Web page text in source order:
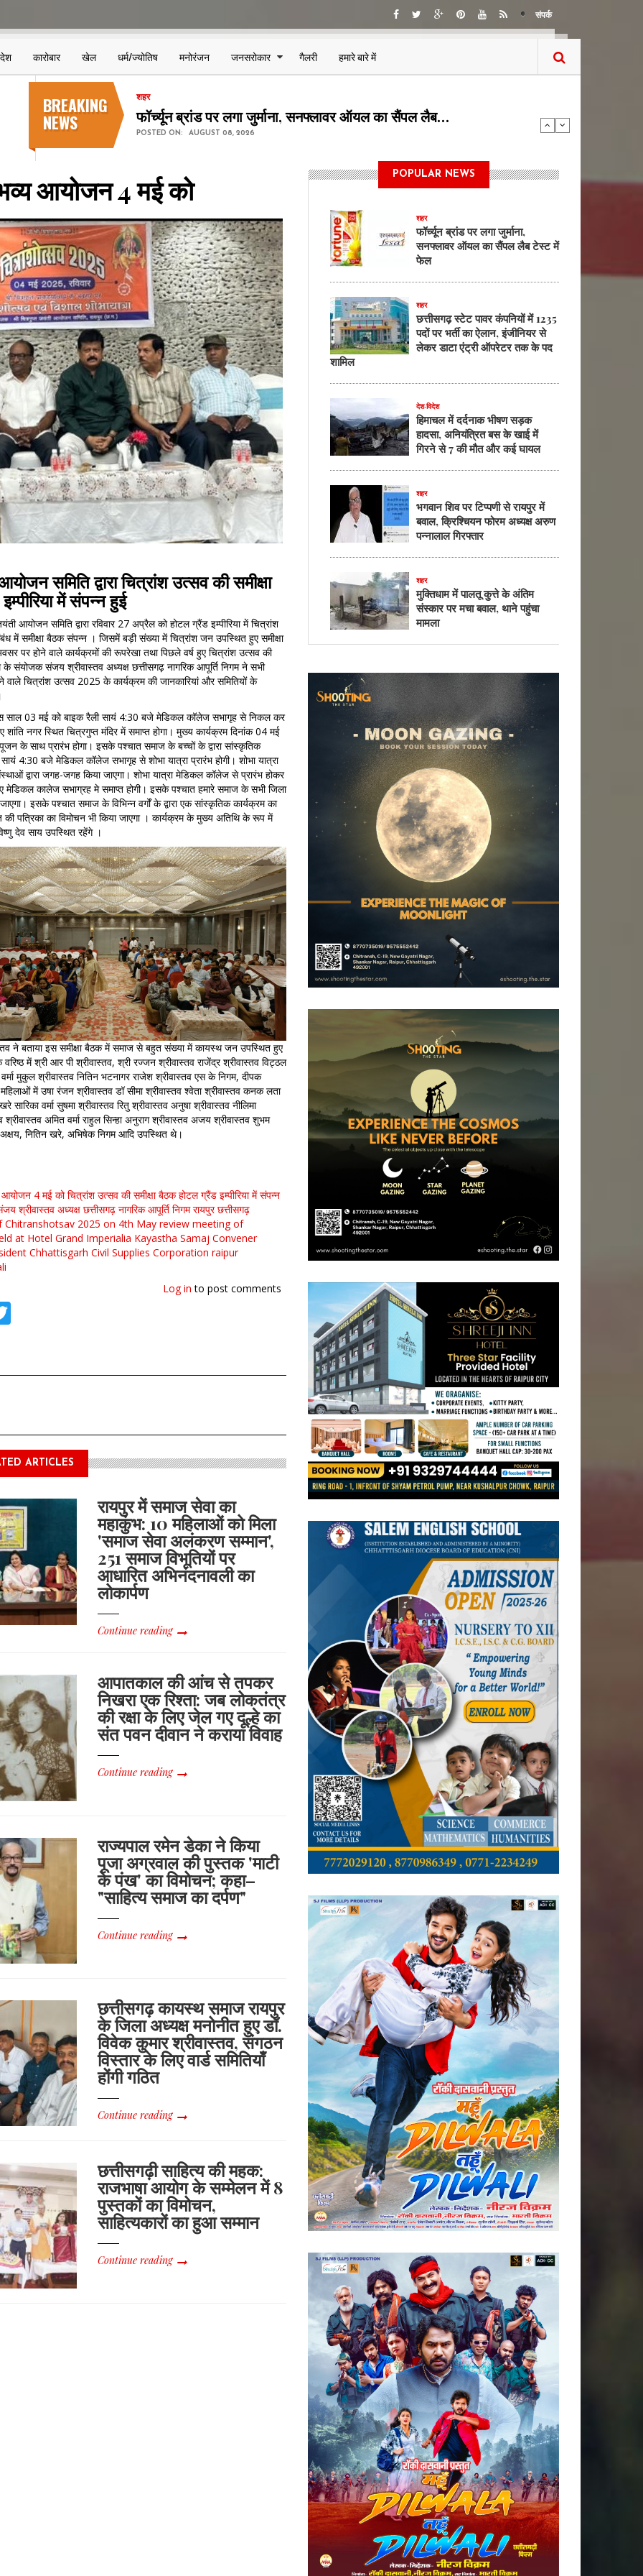
संपर्क
कारोबार खेल धर्म/ज्योतिष मनोरंजन जनसरोकार गैलरी हमारे बारे में
BREAKING
NEWS
शहर
छत्तीसगढ़ स्टेट पावर कंपनियों में 1235 पदों पर भर्ती का…
POSTED ON: AUGUST 08, 2026
आयोजन 4 मई को
समिति द्वारा चित्रांश उत्सव की समीक्षा
में संपन्न हुई
आयोजन समिति द्वारा रविवार 27 अप्रैल को होटल ग्रैंड इम्पीरिया में चित्रांश
में समीक्षा बैठक संपन्न । जिसमें बड़ी संख्या में चित्रांश जन उपस्थित हुए समीक्षा
पर होने वाले कार्यक्रमों की रूपरेखा तथा पिछले वर्ष हुए चित्रांश उत्सव की
के संयोजक संजय श्रीवास्तव अध्यक्ष छत्तीसगढ़ नागरिक आपूर्ति निगम ने सभी
वाले चित्रांश उत्सव 2025 के कार्यक्रम की जानकारियां और समितियों के
साल 03 मई को बाइक रैली सायं 4:30 बजे मेडिकल कॉलेज सभागृह से निकल कर
शांति नगर स्थित चित्रगुप्त मंदिर में समाप्त होगा। मुख्य कार्यक्रम दिनांक 04 मई
के साथ प्रारंभ होगा। इसके पश्चात समाज के बच्चों के द्वारा सांस्कृतिक
4:30 बजे मेडिकल कॉलेज सभागृह से शोभा यात्रा प्रारंभ होगी। शोभा यात्रा
द्वारा जगह-जगह किया जाएगा। शोभा यात्रा मेडिकल कॉलेज से प्रारंभ होकर
हुए मेडिकल कालेज सभाग्रह मे समाप्त होगी। इसके पश्चात हमारे समाज के सभी जिला
जाएगा। इसके पश्चात समाज के विभिन्न वर्गों के द्वारा एक सांस्कृतिक कार्यक्रम का
पत्रिका का विमोचन भी किया जाएगा । कार्यक्रम के मुख्य अतिथि के रूप में
देव साय उपस्थित रहेंगे ।
ने बताया इस समीक्षा बैठक में समाज से बहुत संख्या में कायस्थ जन उपस्थित हुए
में श्री आर पी श्रीवास्तव, श्री रज्जन श्रीवास्तव राजेंद्र श्रीवास्तव विट्ठल
मुकुल श्रीवास्तव नितिन भटनागर राजेश श्रीवास्तव एस के निगम, दीपक
महिलाओं में उषा रंजन श्रीवास्तव डॉ सीमा श्रीवास्तव श्वेता श्रीवास्तव कनक लता
सारिका वर्मा सुषमा श्रीवास्तव रितु श्रीवास्तव अनुषा श्रीवास्तव नीलिमा
अमित वर्मा राहुल सिन्हा अनुराग श्रीवास्तव अजय श्रीवास्तव शुभम
अक्षय, नितिन खरे, अभिषेक निगम आदि उपस्थित थे।
आयोजन 4 मई को चित्रांश उत्सव की समीक्षा बैठक होटल ग्रैंड इम्पीरिया में संपन्न
श्रीवास्तव अध्यक्ष छत्तीसगढ़ नागरिक आपूर्ति निगम रायपुर छत्तीसगढ़
Chitranshotsav 2025 on 4th May review meeting of
at Hotel Grand Imperialia Kayastha Samaj Convener
Chhattisgarh Civil Supplies Corporation raipur
Log in to post comments
ARTICLES
रायपुर में समाज सेवा का
महाकुंभ: 10 महिलाओं को मिला
'समाज सेवा अलंकरण सम्मान',
251 समाज विभूतियों पर
आधारित अभिनंदनावली का
लोकार्पण
Continue reading
आपातकाल की आंच से तपकर
निखरा एक रिश्ता: जब लोकतंत्र
की रक्षा के लिए जेल गए दूल्हे का
संत पवन दीवान ने कराया विवाह
Continue reading
राज्यपाल रमेन डेका ने किया
पूजा अग्रवाल की पुस्तक 'माटी
के पंख' का विमोचन; कहा–
"साहित्य समाज का दर्पण"
Continue reading
छत्तीसगढ़ कायस्थ समाज रायपुर
के जिला अध्यक्ष मनोनीत हुए डॉ.
विवेक कुमार श्रीवास्तव, संगठन
विस्तार के लिए वार्ड समितियाँ
होंगी गठित
Continue reading
छत्तीसगढ़ी साहित्य की महक:
राजभाषा आयोग के सम्मेलन में 8
पुस्तकों का विमोचन,
साहित्यकारों का हुआ सम्मान
Continue reading
POPULAR NEWS
शहर
फॉर्च्यून ब्रांड पर लगा जुर्माना,
सनफ्लावर ऑयल का सैंपल लैब टेस्ट में
फेल
शहर
छत्तीसगढ़ स्टेट पावर कंपनियों में 1235
पदों पर भर्ती का ऐलान, इंजीनियर से
लेकर डाटा एंट्री ऑपरेटर तक के पद
शामिल
देश-विदेश
हिमाचल में दर्दनाक भीषण सड़क
हादसा, अनियंत्रित बस के खाई में
गिरने से 7 की मौत और कई घायल
शहर
भगवान शिव पर टिप्पणी से रायपुर में
बवाल, क्रिश्चियन फोरम अध्यक्ष अरुण
पन्नालाल गिरफ्तार
शहर
मुक्तिधाम में पालतू कुत्ते के अंतिम
संस्कार पर मचा बवाल, थाने पहुंचा
मामला